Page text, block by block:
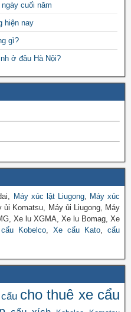
cuối năm
hiện nay
gì?
ở đâu Hà Nội?
Máy xúc lật Liugong, Máy xúc
ủi Komatsu, Máy ủi Liugong, Máy
Xe lu XGMA, Xe lu Bomag, Xe
Kobelco, Xe cẩu Kato, cẩu
cho thuê xe cẩu